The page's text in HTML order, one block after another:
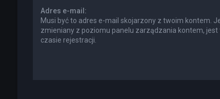
Adres e-mail:
Musi być to adres e-mail skojarzony z twoim kontem.
zmieniany z poziomu panelu zarządzania kontem, jest
czasie rejestracji.